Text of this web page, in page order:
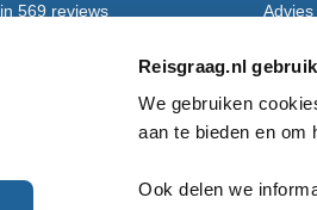
Reisgraag.nl
We gebruiken
aan te bieden en om
Ook delen we
569 reviews